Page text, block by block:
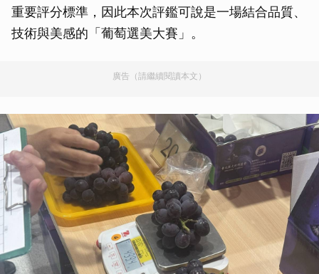
重要評分標準，因此本次評鑑可說是一場結合品質、
技術與美感的「葡萄選美大賽」。
廣告（請繼續閱讀本文）